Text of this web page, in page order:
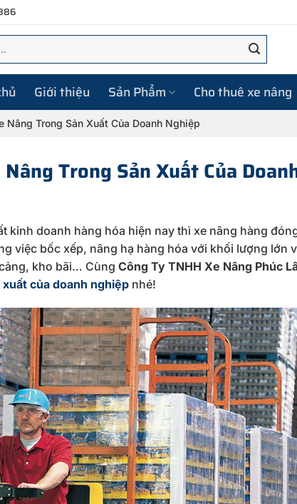
Giới thiệu Sản Phẩm Cho thuê xe nâng
Nâng Trong Sản Xuất Của Doanh Nghiệp
Trong Sản Xuất Của
kinh doanh hàng hóa hiện nay thì xe nâng hàng
việc bốc xếp, nâng hạ hàng hóa với khối lượng lớn
kho bãi… Cùng Công Ty TNHH Xe Nâng Phúc
của doanh nghiệpnhé!